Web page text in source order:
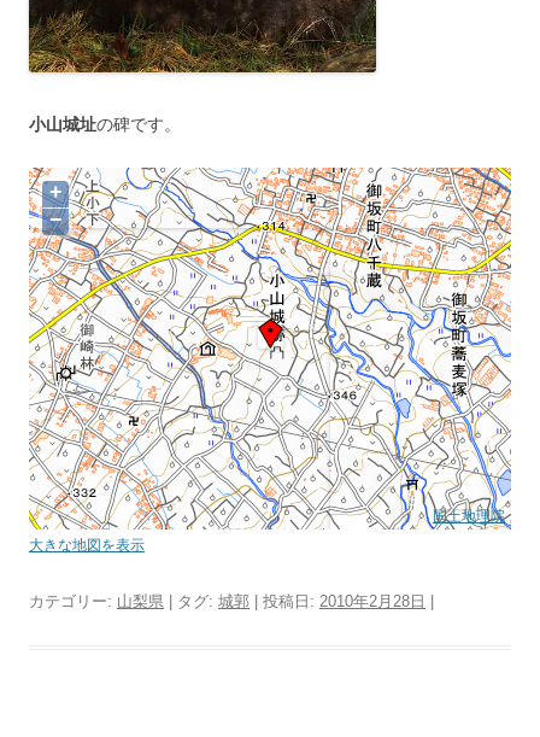
小山城址の碑です。
+
−
国土地理院
大きな地図を表示
カテゴリー: 山梨県 | タグ: 城郭 | 投稿日: 2010年2月28日